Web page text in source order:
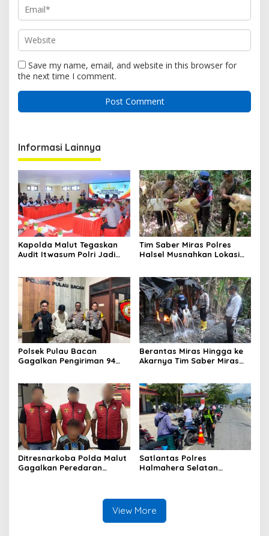
Save my name, email, and website in this browser for
the next time I comment.
Informasi Lainnya
Kapolda Malut Tegaskan
Audit Itwasum Polri Jadi
Tim Saber Miras Polres
Halsel Musnahkan Lokasi
Polsek Pulau Bacan
Gagalkan Pengiriman 94
Berantas Miras Hingga ke
Akarnya Tim Saber Miras
Tikus Aktif
Ditresnarkoba Polda Malut
Gagalkan Peredaran
Satlantas Polres
Halmahera Selatan
Kawasan SPBU Bacan
View More